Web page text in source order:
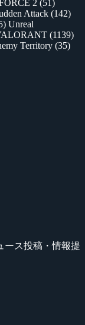
2 (51)
Attack (142)
Unreal
(1139)
Territory (35)
ース投稿・情報提